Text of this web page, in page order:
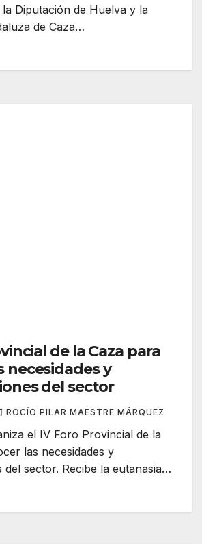
Diputación de Huelva y la
de Caza…
de la Caza para
necesidades y
del sector
ROCÍO PILAR MAESTRE MÁRQUEZ
el IV Foro Provincial de la
las necesidades y
del sector. Recibe la eutanasia…